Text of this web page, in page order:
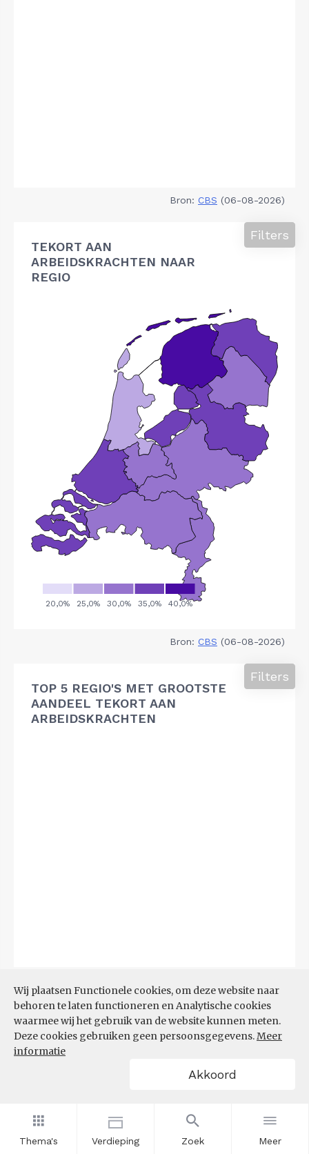
Thema's Verdieping Zoek Meer
Wij plaatsen Functionele cookies, om deze website naar
behoren te laten functioneren en Analytische cookies
waarmee wij het gebruik van de website kunnen meten.
Deze cookies gebruiken geen persoonsgegevens.Meer
informatie
Akkoord
Bron: CBS (06-08-2026)
TEKORT AAN
ARBEIDSKRACHTEN NAAR
REGIO
Filters
Bron: CBS (06-08-2026)
TOP 5 REGIO'S MET GROOTSTE
AANDEEL TEKORT AAN
ARBEIDSKRACHTEN
Filters
TOP 10 REGIO'S MET KLEINSTE
AANDEEL TEKORT AAN
ARBEIDSKRACHTEN
Filters